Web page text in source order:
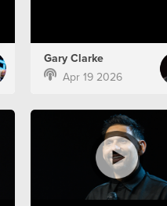
Gary Clarke
Apr 19 2026